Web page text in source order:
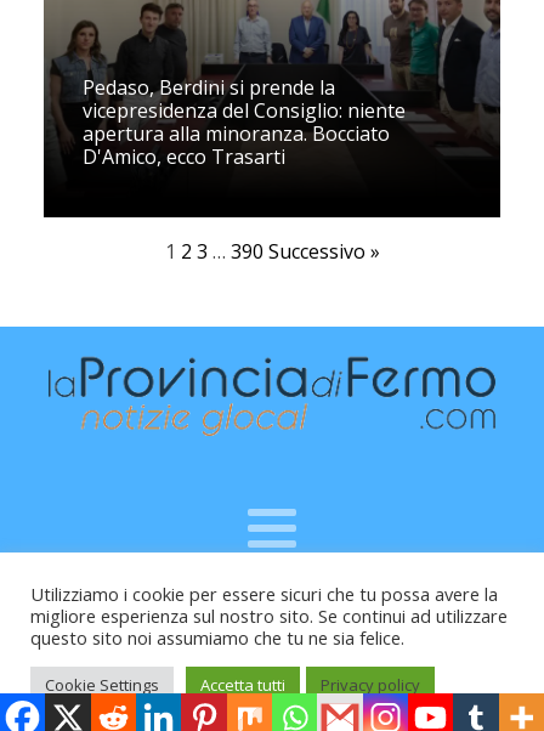
Pedaso, Berdini si prende la
vicepresidenza del Consiglio: niente
apertura alla minoranza. Bocciato
D'Amico, ecco Trasarti
1 2 3 … 390 Successivo »
Raffaele Vitali - via Leopardi 10 - 61121 Pesaro (PU) -
Cod.Fisc VTLRFL77B02L500Y - Testata giornalistica, aut.
Trib.Fermo n.04/2010 del 05/08/2010
Utilizziamo i cookie per essere sicuri che tu possa avere la
migliore esperienza sul nostro sito. Se continui ad utilizzare
questo sito noi assumiamo che tu ne sia felice.
Cookie Settings Accetta tutti Privacy policy